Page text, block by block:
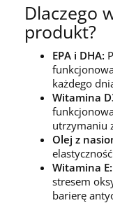
Dlaczego
produkt?
EPA i DHA:
każdego
Witamina
utrzymaniu
Olej z
Witamina E:
stresem
barierę